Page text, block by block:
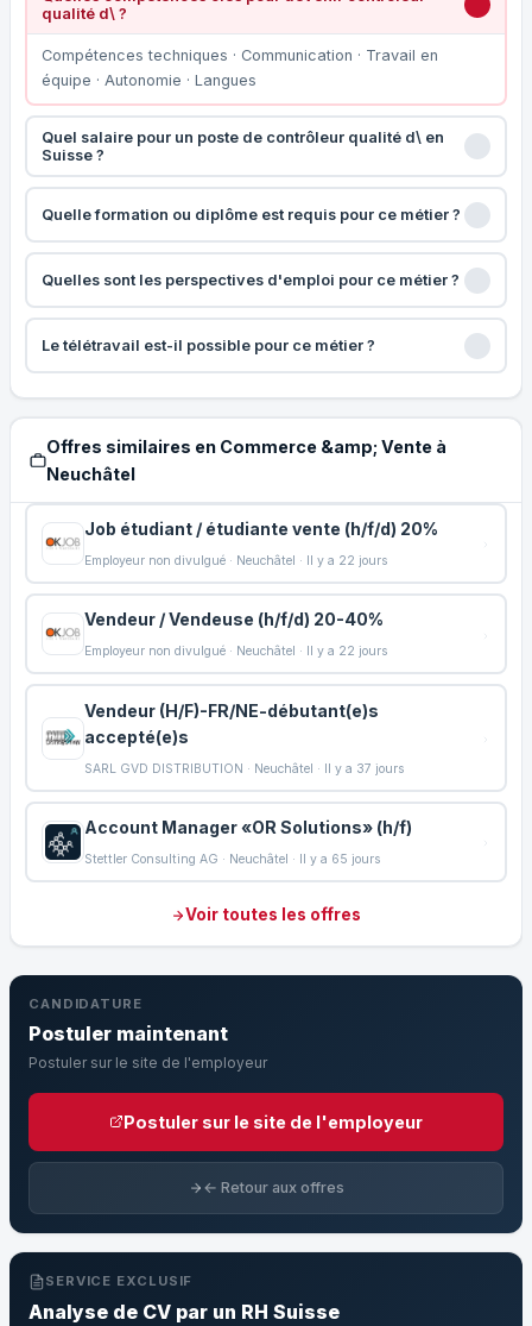
qualité d\ ?
Compétences techniques · Communication · Travail en
équipe · Autonomie · Langues
Quel salaire pour un poste de contrôleur qualité d\ en
Suisse ?
Quelle formation ou diplôme est requis pour ce métier ?
Quelles sont les perspectives d'emploi pour ce métier ?
Le télétravail est-il possible pour ce métier ?
Offres similaires en Commerce &amp; Vente à
Neuchâtel
Job étudiant / étudiante vente (h/f/d) 20%
Employeur non divulgué · Neuchâtel · Il y a 22 jours
Vendeur / Vendeuse (h/f/d) 20-40%
Employeur non divulgué · Neuchâtel · Il y a 22 jours
Vendeur (H/F)-FR/NE-débutant(e)s
accepté(e)s
SARL GVD DISTRIBUTION · Neuchâtel · Il y a 37 jours
Account Manager «OR Solutions» (h/f)
Stettler Consulting AG · Neuchâtel · Il y a 65 jours
Voir toutes les offres
CANDIDATURE
Postuler maintenant
Postuler sur le site de l'employeur
Postuler sur le site de l'employeur
← Retour aux offres
SERVICE EXCLUSIF
Analyse de CV par un RH Suisse